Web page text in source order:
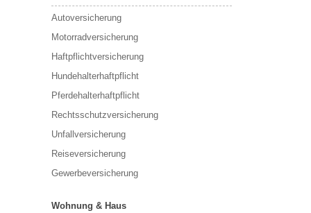
Autoversicherung
Motorradversicherung
Haftpflichtversicherung
Hundehalterhaftpflicht
Pferdehalterhaftpflicht
Rechtsschutzversicherung
Unfallversicherung
Reiseversicherung
Gewerbeversicherung
Wohnung & Haus